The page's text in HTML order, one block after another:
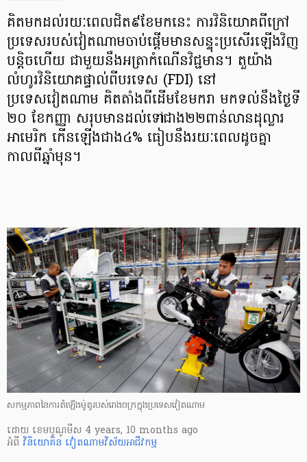
គិតមកដល់រយៈពេលជិត៩ខែមកនេះ ការវិនិយោគពីក្រៅ
ប្រទេសរបស់វៀតណាមចាប់ផ្ដើមមានសន្ទុះប្រសើរឡើងវិញ
បន្តិចហើយ ជាមួយនឹងអត្រាកំណើនវិជ្ជមាន។ តួយ៉ាង
លំហូរវិនិយោគផ្ទាល់ពីបរទេស (FDI) នៅ
ប្រទេសវៀតណាម គិតតាំងពីដើមខែមករា មកទល់នឹងថ្ងៃទី
២០ ខែកញ្ញា សរុបមានដល់ទៅជាង២២ពាន់លានដុល្លារ
អាមេរិក កើនឡើងជាង៤% ធៀបនឹងរយៈពេលដូចគ្នា
កាលពីឆ្នាំមុន។
សកម្មភាពនៃការតំឡើងម់ូតូរបស់រោងចក្រក្នុងប្រទេសវៀតណាម
ដោយ ​ ខេមបូណូមីស 4 years, 10 months ago
អំពី វិនិយោគិន វៀតណាម​វិស័យ​អាជីវកម្ម​